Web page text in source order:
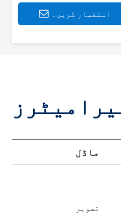
استفسار کریں۔
ماڈل
تصویر